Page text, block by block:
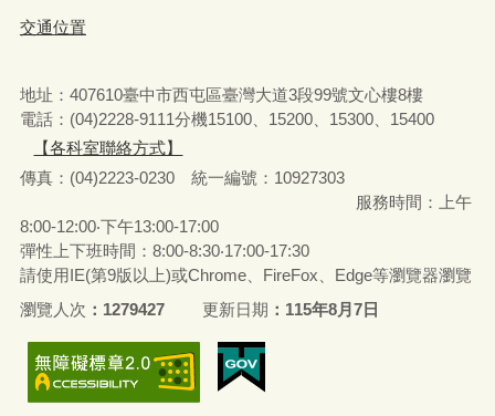
交通位置
地址：407610臺中市西屯區臺灣大道3段99號文心樓8樓
電話：(04)2228-9111分機15100、15200、15300、15400
【各科室聯絡方式】
傳真：(04)2223-0230 統一編號 ： 10927303
服務時間：上午
8:00-12:00‧下午13:00-17:00
彈性上下班時間：8:00-8:30‧17:00-17:30
請使用IE(第9版以上)或Chrome、FireFox、Edge等瀏覽器瀏覽
瀏覽人次
1279427 更新日期 115年8月7日